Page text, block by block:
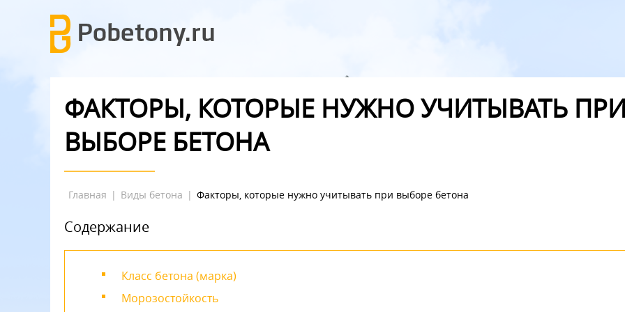
ФАКТОРЫ, КОТОРЫЕ НУЖНО УЧИТЫВАТЬ
ВЫБОРЕ БЕТОНА
Главная | Виды бетона | Факторы, которые нужно учитывать при выборе бетона
Содержание
Класс бетона (марка)
Морозостойкость